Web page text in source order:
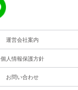
運営会社案内
個人情報保護方針
お問い合わせ